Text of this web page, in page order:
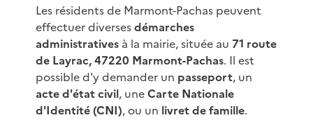
Les résidents de Marmont-Pachas peuvent
effectuer diversesdémarches
administrativesà la mairie, située au 71 route
de Layrac, 47220 Marmont-Pachas. Il est
possible d'y demander un passeport, un
acte d'état civil, uneCarte Nationale
d'Identité (CNI), ou un livret de famille.